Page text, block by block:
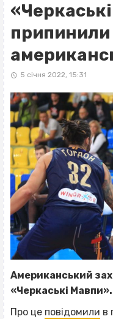
припинили
5 січня 2022, 15:31
Американський
«Черкаські Мавпи».
Про це повідомили в